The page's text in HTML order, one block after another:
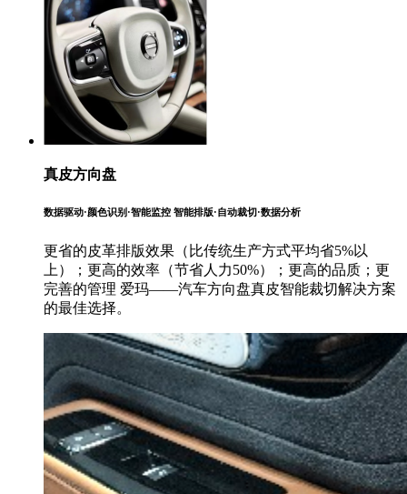
真皮方向盘
数据驱动·颜色识别·智能监控 智能排版·自动裁切·数据分析
更省的皮革排版效果（比传统生产方式平均省5%以
上）；更高的效率（节省人力50%）；更高的品质；更
完善的管理 爱玛——汽车方向盘真皮智能裁切解决方案
的最佳选择。